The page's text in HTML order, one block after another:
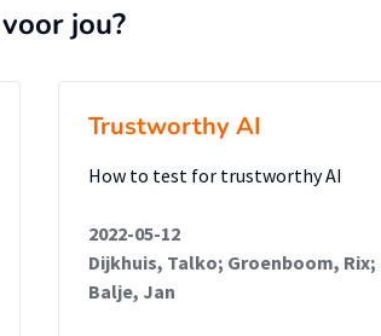
jou?
Trustworthy AI
How to test for trustworthy AI
2022-05-12
Dijkhuis, Talko; Groenboom, Rix;
Balje, Jan